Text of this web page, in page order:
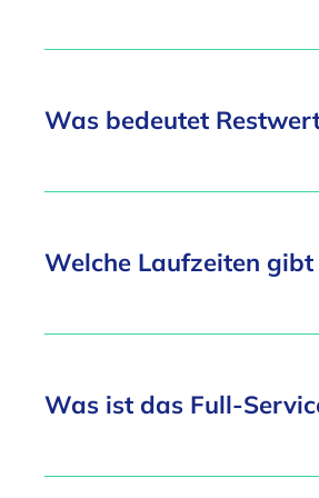
Was bedeutet
Welche Laufzeiten gibt
Was ist das Full-